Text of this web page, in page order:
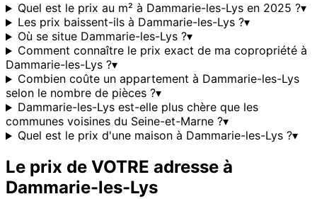
Quel est le prix au m² à Dammarie-les-Lys en 2025 ?▾
Les prix baissent-ils à Dammarie-les-Lys ?▾
Où se situe Dammarie-les-Lys ?▾
Comment connaître le prix exact de ma copropriété à
Dammarie-les-Lys ?▾
Combien coûte un appartement à Dammarie-les-Lys
selon le nombre de pièces ?▾
Dammarie-les-Lys est-elle plus chère que les
communes voisines du Seine-et-Marne ?▾
Quel est le prix d'une maison à Dammarie-les-Lys ?▾
Le prix de VOTRE adresse à
Dammarie-les-Lys